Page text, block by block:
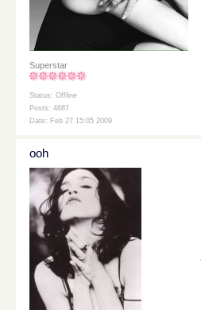
Superstar
Status: Offline
Posts: 4687
Date: Feb 27 15:05 2009
ooh